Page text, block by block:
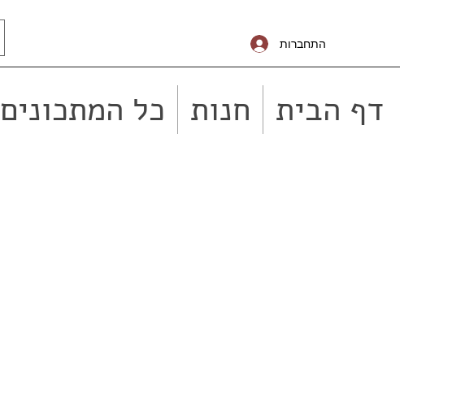
התחברות
דף הבית חנות כל המתכונים